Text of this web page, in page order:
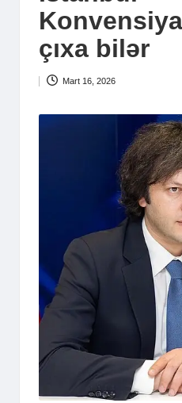
çıxa bilər
Mart 16, 2026